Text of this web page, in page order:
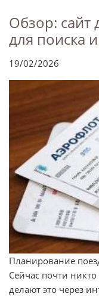
Обзор: сайт
для поиска
19/02/2026
Планирование
Сейчас почти
делают это через